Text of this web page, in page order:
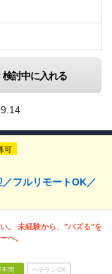
検討中に入れる
可
フルリモートOK／
。 未経験から、"バズる"を
へ。
不問 ベテランOK